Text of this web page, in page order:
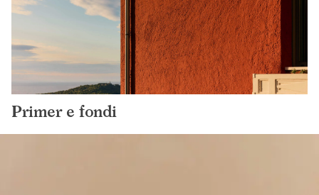
Primer e fondi